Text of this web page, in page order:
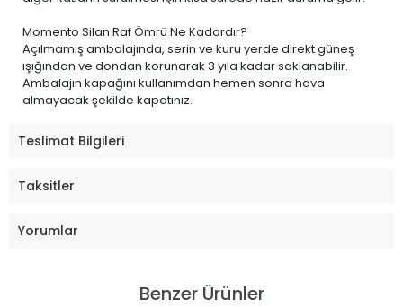
Momento Silan Raf Ömrü Ne Kadardır?
Açılmamış ambalajında, serin ve kuru yerde direkt güneş
ışığından ve dondan korunarak 3 yıla kadar saklanabilir.
Ambalajın kapağını kullanımdan hemen sonra hava
almayacak şekilde kapatınız.
Teslimat Bilgileri
Taksitler
Yorumlar
Benzer Ürünler